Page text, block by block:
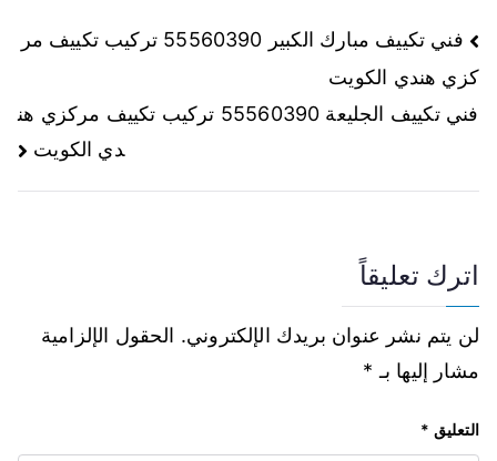
فني تكييف مبارك الكبير 55560390 تركيب تكييف مر
كزي هندي الكويت
فني تكييف الجليعة 55560390 تركيب تكييف مركزي هن
دي الكويت
اترك تعليقاً
لن يتم نشر عنوان بريدك الإلكتروني. الحقول الإلزامية
مشار إليها بـ *
التعليق *